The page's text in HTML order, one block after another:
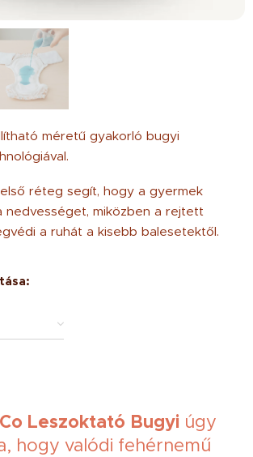
méretű gyakorló bugyi
réteg segít, hogy a gyermek
nedvességet, miközben a rejtett
a ruhát a kisebb balesetektől.
Leszoktató Bugyi úgy
hogy valódi fehérnemű